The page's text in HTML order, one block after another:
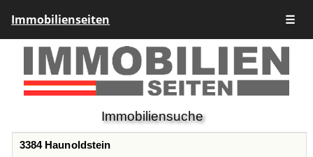
Immobilienseiten ☰
Immobiliensuche